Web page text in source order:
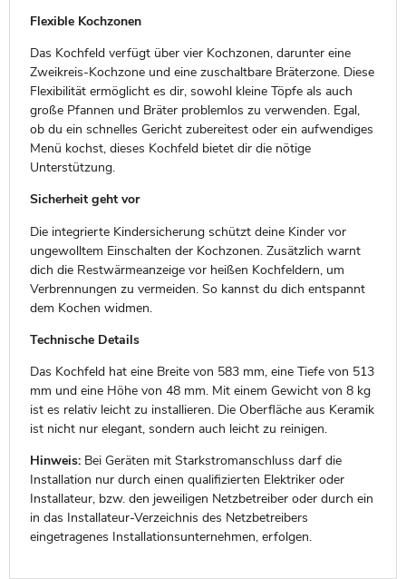
Flexible Kochzonen
Das Kochfeld verfügt über vier Kochzonen, darunter eine
Zweikreis-Kochzone und eine zuschaltbare Bräterzone. Diese
Flexibilität ermöglicht es dir, sowohl kleine Töpfe als auch
große Pfannen und Bräter problemlos zu verwenden. Egal,
ob du ein schnelles Gericht zubereitest oder ein aufwendiges
Menü kochst, dieses Kochfeld bietet dir die nötige
Unterstützung.
Sicherheit geht vor
Die integrierte Kindersicherung schützt deine Kinder vor
ungewolltem Einschalten der Kochzonen. Zusätzlich warnt
dich die Restwärmeanzeige vor heißen Kochfeldern, um
Verbrennungen zu vermeiden. So kannst du dich entspannt
dem Kochen widmen.
Technische Details
Das Kochfeld hat eine Breite von 583 mm, eine Tiefe von 513
mm und eine Höhe von 48 mm. Mit einem Gewicht von 8 kg
ist es relativ leicht zu installieren. Die Oberfläche aus Keramik
ist nicht nur elegant, sondern auch leicht zu reinigen.
Hinweis:Bei Geräten mit Starkstromanschluss darf die
Installation nur durch einen qualifizierten Elektriker oder
Installateur, bzw. den jeweiligen Netzbetreiber oder durch ein
in das Installateur-Verzeichnis des Netzbetreibers
eingetragenes Installationsunternehmen, erfolgen.